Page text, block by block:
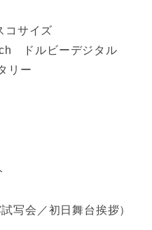
コサイズ
ドルビーデジタル
リー
写会／初日舞台挨拶）